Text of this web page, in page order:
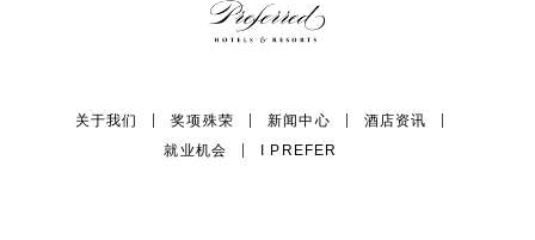
关于我们 奖项殊荣 新闻中心
酒店资讯
就业机会
I PREFER